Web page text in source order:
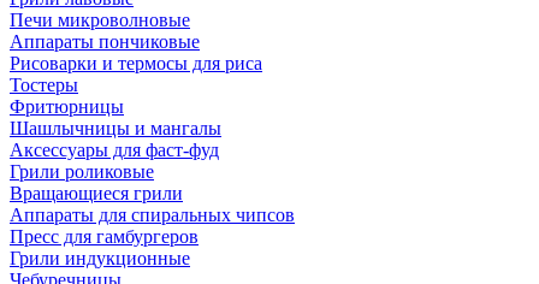
Печи микроволновые
Аппараты пончиковые
Рисоварки и термосы для риса
Тостеры
Фритюрницы
Шашлычницы и мангалы
Аксессуары для фаст-фуд
Грили роликовые
Вращающиеся грили
Аппараты для спиральных чипсов
Пресс для гамбургеров
Грили индукционные
Чебуречницы